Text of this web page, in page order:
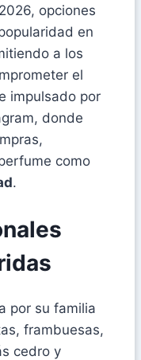
opciones
en
a los
el
impulsado por
donde
como
.
por su familia
frambuesas,
cedro y